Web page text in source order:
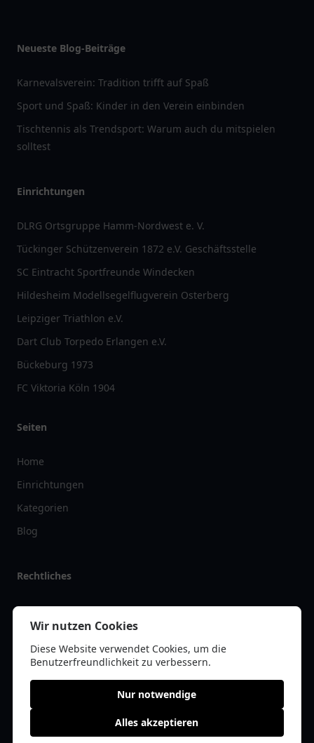
Neueste Blog-Beiträge
Karnevalsverein: Tradition trifft auf Spaß
Sport und Spaß: Kinder in den Verein einbinden
Tischtennis als Trendsport: Warum auch du mitspielen
solltest
Einrichtungen
DLRG Ortsgruppe Hamm-Nordwest e. V.
Tückinger Schützenverein 1872 e.V. Geschäftsstelle
SC Eintracht Sportfreunde Windecken
Hildesheim Modellsegelflugverein Osterberg
Leipziger Triathlon e.V.
Dart Club Torpedo Erlangen e.V.
Bückeburg 1973
FC Viktoria Köln 1904
Seiten
Home
Einrichtungen
Kategorien
Blog
Rechtliches
Impressum
Datenschutz
Kontakt
© 2026 vereinlist.de | Alle Rechte vorbehalten | * =Affiliate-Links /
Wir nutzen Cookies
Diese Website verwendet Cookies, um die
Benutzerfreundlichkeit zu verbessern.
Nur notwendige
Alles akzeptieren